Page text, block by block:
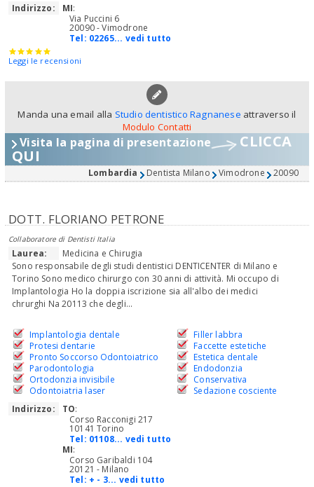
Indirizzo: MI:
Via Puccini 6
20090 - Vimodrone
Tel: 02265... vedi tutto
Leggi le recensioni
Manda una email alla Studio dentistico Ragnanese attraverso il
Modulo Contatti
Visita la pagina di presentazione CLICCA
QUI
Lombardia Dentista Milano Vimodrone 20090
DOTT. FLORIANO PETRONE
Collaboratore di Dentisti Italia
Laurea:
Medicina e Chirugia
Sono responsabile degli studi dentistici DENTICENTER di Milano e
Torino Sono medico chirurgo con 30 anni di attività. Mi occupo di
Implantologia Ho la doppia iscrizione sia all'albo dei medici
chrurghi Na 20113 che degli...
Implantologia dentale
Protesi dentarie
Pronto Soccorso Odontoiatrico
Parodontologia
Ortodonzia invisibile
Odontoiatria laser
Filler labbra
Faccette estetiche
Estetica dentale
Endodonzia
Conservativa
Sedazione cosciente
Indirizzo:
TO:
Corso Racconigi 217
10141 Torino
Tel: 01108... vedi tutto
MI:
Corso Garibaldi 104
20121 - Milano
Tel: + - 3... vedi tutto